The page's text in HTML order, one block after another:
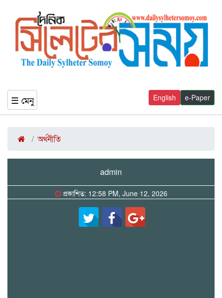
☰ মেনু e-Paper
English
অর্থনীতি
admin
প্রকাশিত: 12:58 PM, June 12, 2026